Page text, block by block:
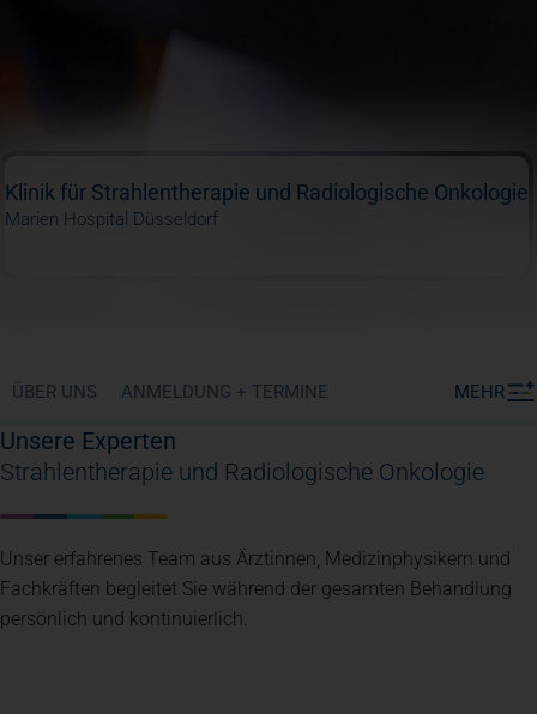
Klinik für Strahlentherapie und Radiologische Onkologie
Marien Hospital Düsseldorf
ÜBER UNS ANMELDUNG + TERMINE MEHR
Unsere Experten
Strahlentherapie und Radiologische Onkologie
Unser erfahrenes Team aus Ärztinnen, Medizinphysikern und
Fachkräften begleitet Sie während der gesamten Behandlung
persönlich und kontinuierlich.